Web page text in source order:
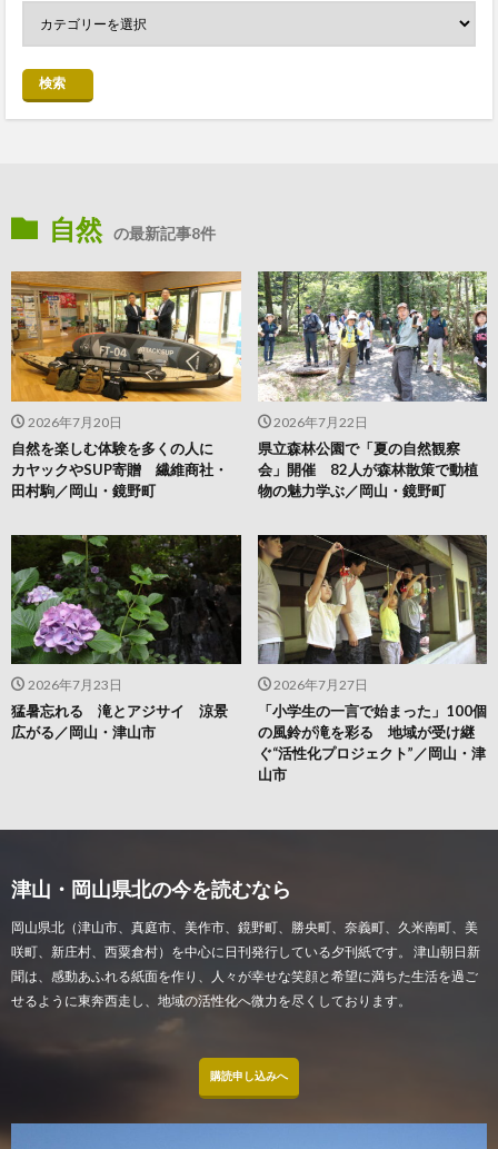
検索
自然 の最新記事8件
2026年7月27日
「小学生の一言で始まった」100個
の風鈴が滝を彩る 地域が受け継
ぐ“活性化プロジェクト”／岡山・津
山市
2026年7月23日
猛暑忘れる 滝とアジサイ 涼景
広がる／岡山・津山市
2026年7月22日
県立森林公園で「夏の自然観察
会」開催 82人が森林散策で動植
物の魅力学ぶ／岡山・鏡野町
2026年7月20日
自然を楽しむ体験を多くの人に
カヤックやSUP寄贈 繊維商社・
田村駒／岡山・鏡野町
津山・岡山県北の今を読むなら
岡山県北（津山市、真庭市、美作市、鏡野町、勝央町、奈義町、久米南町、美
咲町、新庄村、西粟倉村）を中心に日刊発行している夕刊紙です。 津山朝日新
聞は、感動あふれる紙面を作り、人々が幸せな笑顔と希望に満ちた生活を過ご
せるように東奔西走し、地域の活性化へ微力を尽くしております。
購読申し込みへ